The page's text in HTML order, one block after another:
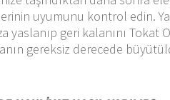
uyumunu kontrol edin.
yaslanıp geri kalanını
gereksiz derecede